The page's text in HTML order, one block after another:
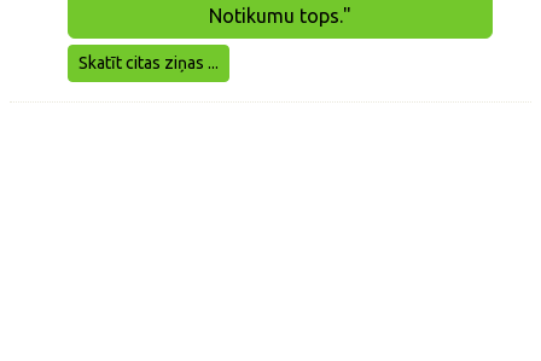
Notikumu tops."
Skatīt citas ziņas ...